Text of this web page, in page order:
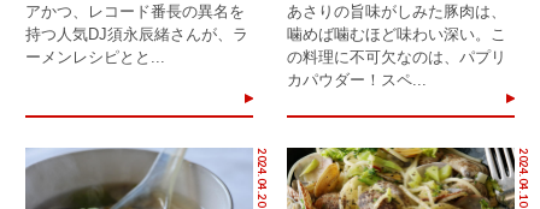
アかつ、レコード番長の異名を
持つ人気DJ須永辰緒さんが、ラ
ーメンレシピとと...
あさりの旨味がしみた豚肉は、
噛めば噛むほど味わい深い。こ
の料理に不可欠なのは、パプリ
カパウダー！スペ...
2024.04.20 2024.04.10